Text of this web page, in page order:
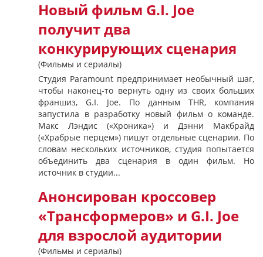
Новый фильм G.I. Joe
получит два
конкурирующих сценария
(Фильмы и сериалы)
Студия Paramount предпринимает необычный шаг,
чтобы наконец-то вернуть одну из своих больших
франшиз, G.I. Joe. По данным THR, компания
запустила в разработку новый фильм о команде.
Макс Лэндис («Хроника») и Дэнни Макбрайд
(«Храбрые перцем») пишут отдельные сценарии. По
словам нескольких источников, студия попытается
объединить два сценария в один фильм. Но
источник в студии...
Анонсирован кроссовер
«Трансформеров» и G.I. Joe
для взрослой аудитории
(Фильмы и сериалы)